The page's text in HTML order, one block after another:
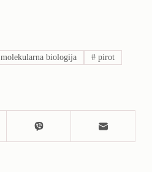
molekularna biologija # pirot